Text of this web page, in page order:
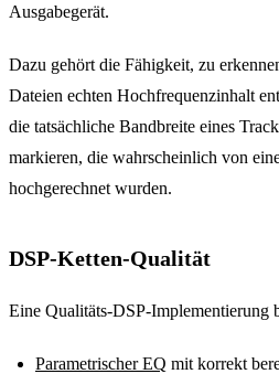
Ausgabegerät.
Dazu gehört die Fähigkeit, zu
Dateien echten Hochfrequenzinhalt
die tatsächliche Bandbreite eines
markieren, die wahrscheinlich von
hochgerechnet wurden.
DSP-Ketten-Qualität
Eine Qualitäts-DSP-Implementierung
Parametrischer EQ mit korrekt